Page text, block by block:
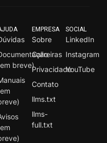
breve)
EMPRESA
Sobre
Carreiras
Privacidade
Contato
llms.txt
llms-
full.txt
SOCIAL
LinkedIn
Instagram
YouTube